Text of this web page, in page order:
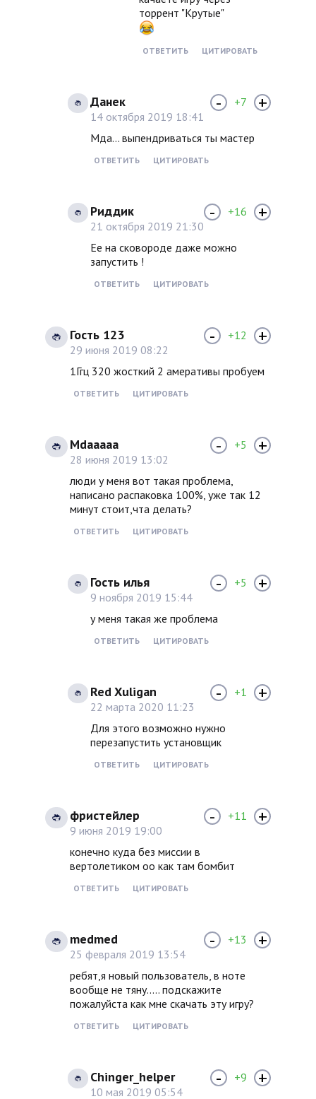
торрент "Крутые"
ОТВЕТИТЬ ЦИТИРОВАТЬ
Данек
14 октября 2019 18:41
Мда... выпендриваться ты мастер
ОТВЕТИТЬ ЦИТИРОВАТЬ
- +7 +
Риддик
21 октября 2019 21:30
Ее на сковороде даже можно
запустить !
ОТВЕТИТЬ ЦИТИРОВАТЬ
- +16 +
Гость 123
29 июня 2019 08:22
1Ггц 320 жосткий 2 амеративы пробуем
ОТВЕТИТЬ ЦИТИРОВАТЬ
- +12 +
Mdaaaaa
28 июня 2019 13:02
люди у меня вот такая проблема,
написано распаковка 100%, уже так 12
минут стоит,чта делать?
ОТВЕТИТЬ ЦИТИРОВАТЬ
- +5 +
Гость илья
9 ноября 2019 15:44
у меня такая же проблема
ОТВЕТИТЬ ЦИТИРОВАТЬ
- +5 +
Red Xuligan
22 марта 2020 11:23
Для этого возможно нужно
перезапустить установщик
ОТВЕТИТЬ ЦИТИРОВАТЬ
- +1 +
фристейлер
9 июня 2019 19:00
конечно куда без миссии в
вертолетиком оо как там бомбит
ОТВЕТИТЬ ЦИТИРОВАТЬ
- +11 +
medmed
25 февраля 2019 13:54
ребят,я новый пользователь, в ноте
вообще не тяну..... подскажите
пожалуйста как мне скачать эту игру?
ОТВЕТИТЬ ЦИТИРОВАТЬ
- +13 +
Chinger_helper
10 мая 2019 05:54
- +9 +